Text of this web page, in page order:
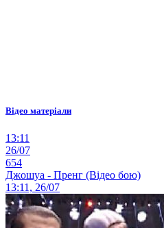
Відео матеріали
13:11
26/07
654
Джошуа - Пренг (Відео бою)
13:11, 26/07